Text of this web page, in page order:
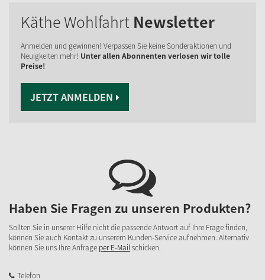
Käthe Wohlfahrt Newsletter
Anmelden und gewinnen! Verpassen Sie keine Sonderaktionen und
Neuigkeiten mehr! Unter allen Abonnenten verlosen wir tolle
Preise!
JETZT ANMELDEN
Haben Sie Fragen zu unseren Produkten?
Sollten Sie in unserer Hilfe nicht die passende Antwort auf Ihre Frage finden,
können Sie auch Kontakt zu unserem Kunden-Service aufnehmen. Alternativ
können Sie uns Ihre Anfrage per E-Mailschicken.
Telefon